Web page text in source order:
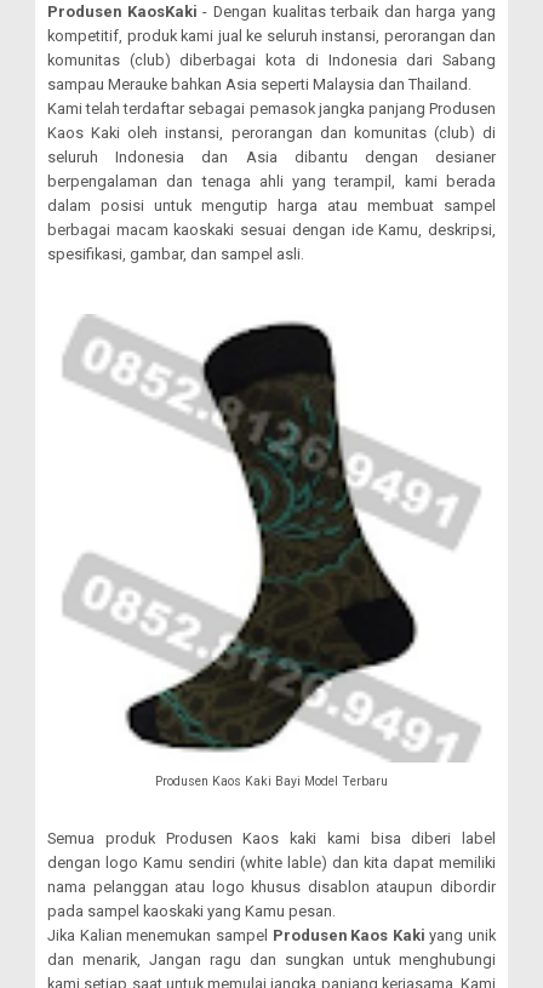
Produsen KaosKaki - Dengan kualitas terbaik dan harga yang
kompetitif, produk kami jual ke seluruh instansi, perorangan dan
komunitas (club) diberbagai kota di Indonesia dari Sabang
sampau Merauke bahkan Asia seperti Malaysia dan Thailand.
Kami telah terdaftar sebagai pemasok jangka panjang Produsen
Kaos Kaki oleh instansi, perorangan dan komunitas (club) di
seluruh Indonesia dan Asia dibantu dengan desianer
berpengalaman dan tenaga ahli yang terampil, kami berada
dalam posisi untuk mengutip harga atau membuat sampel
berbagai macam kaoskaki sesuai dengan ide Kamu, deskripsi,
spesifikasi, gambar, dan sampel asli.
Produsen Kaos Kaki Bayi Model Terbaru
Semua produk Produsen Kaos kaki kami bisa diberi label
dengan logo Kamu sendiri (white lable) dan kita dapat memiliki
nama pelanggan atau logo khusus disablon ataupun dibordir
pada sampel kaoskaki yang Kamu pesan.
Jika Kalian menemukan sampel Produsen Kaos Kaki yang unik
dan menarik, Jangan ragu dan sungkan untuk menghubungi
kami setiap saat untuk memulai jangka panjang kerjasama. Kami